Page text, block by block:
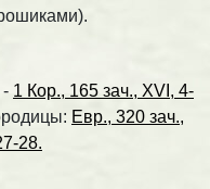
- 1 Кор., 165 зач., XVI, 4-
Евр., 320 зач.,
28.